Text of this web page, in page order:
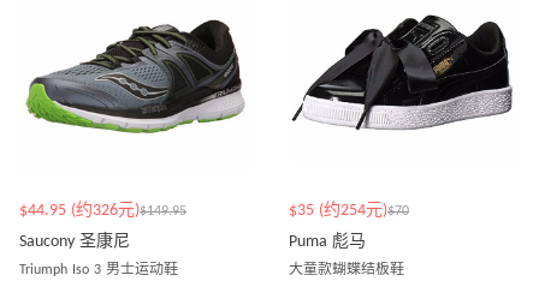
$44.95 (约326元)$149.95
Saucony 圣康尼
Triumph Iso 3 男士运动鞋
$35 (约254元)$70
Puma 彪马
大童款蝴蝶结板鞋